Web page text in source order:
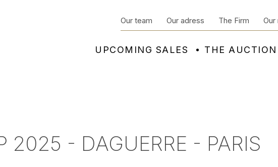
UPCOMING SALES THE AUCTION
Our team Our adress The Firm Our
2025 - DAGUERRE - PARIS